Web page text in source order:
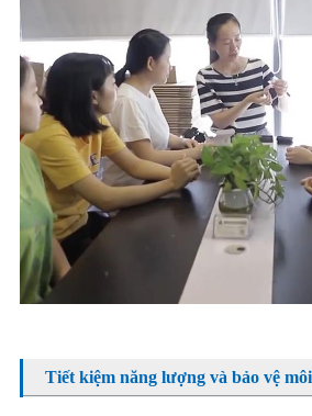
Tiết kiệm năng lượng và bảo vệ